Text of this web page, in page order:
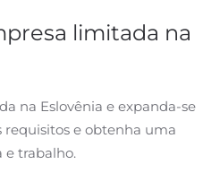
limitada na
na Eslovênia e expanda-se
requisitos e obtenha uma
e trabalho.